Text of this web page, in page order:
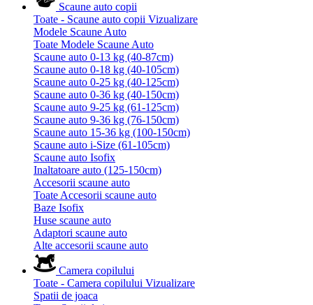
Scaune auto copii
Toate - Scaune auto copii Vizualizare
Modele Scaune Auto
Toate Modele Scaune Auto
Scaune auto 0-13 kg (40-87cm)
Scaune auto 0-18 kg (40-105cm)
Scaune auto 0-25 kg (40-125cm)
Scaune auto 0-36 kg (40-150cm)
Scaune auto 9-25 kg (61-125cm)
Scaune auto 9-36 kg (76-150cm)
Scaune auto 15-36 kg (100-150cm)
Scaune auto i-Size (61-105cm)
Scaune auto Isofix
Inaltatoare auto (125-150cm)
Accesorii scaune auto
Toate Accesorii scaune auto
Baze Isofix
Huse scaune auto
Adaptori scaune auto
Alte accesorii scaune auto
Camera copilului
Toate - Camera copilului Vizualizare
Spatii de joaca